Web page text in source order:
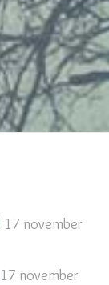
17 november
17 november